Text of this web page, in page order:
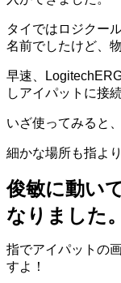
タイではロジクー
名前でしたけど、
早速、
しアイパットに接
いざ使ってみると
細かな場所も指よ
俊敏に動い
なりました。
指でアイパットの
すよ！